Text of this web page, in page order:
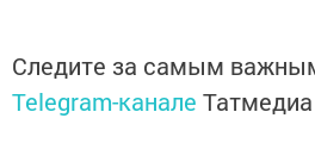
Следите за самым
Telegram-канале Татмедиа